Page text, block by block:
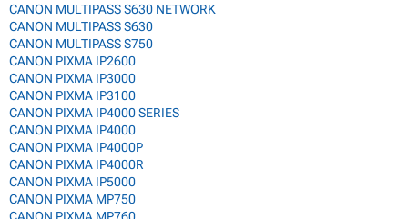
CANON MULTIPASS S630 NETWORK
CANON MULTIPASS S630
CANON MULTIPASS S750
CANON PIXMA IP2600
CANON PIXMA IP3000
CANON PIXMA IP3100
CANON PIXMA IP4000 SERIES
CANON PIXMA IP4000
CANON PIXMA IP4000P
CANON PIXMA IP4000R
CANON PIXMA IP5000
CANON PIXMA MP750
CANON PIXMA MP760